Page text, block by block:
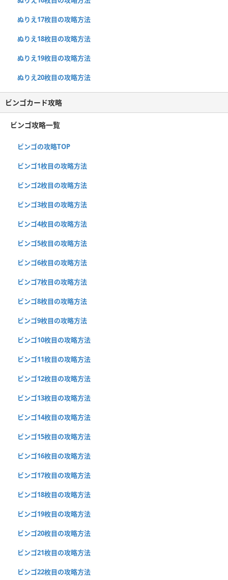
ぬりえ17枚目の攻略方法
ぬりえ18枚目の攻略方法
ぬりえ19枚目の攻略方法
ぬりえ20枚目の攻略方法
ビンゴカード攻略
ビンゴ攻略一覧
ビンゴの攻略TOP
ビンゴ1枚目の攻略方法
ビンゴ2枚目の攻略方法
ビンゴ3枚目の攻略方法
ビンゴ4枚目の攻略方法
ビンゴ5枚目の攻略方法
ビンゴ6枚目の攻略方法
ビンゴ7枚目の攻略方法
ビンゴ8枚目の攻略方法
ビンゴ9枚目の攻略方法
ビンゴ10枚目の攻略方法
ビンゴ11枚目の攻略方法
ビンゴ12枚目の攻略方法
ビンゴ13枚目の攻略方法
ビンゴ14枚目の攻略方法
ビンゴ15枚目の攻略方法
ビンゴ16枚目の攻略方法
ビンゴ17枚目の攻略方法
ビンゴ18枚目の攻略方法
ビンゴ19枚目の攻略方法
ビンゴ20枚目の攻略方法
ビンゴ21枚目の攻略方法
ビンゴ22枚目の攻略方法